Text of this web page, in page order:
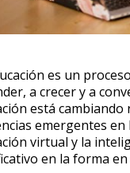
es un
a crecer y a
está cambiando
emergentes en
virtual y la
en la forma